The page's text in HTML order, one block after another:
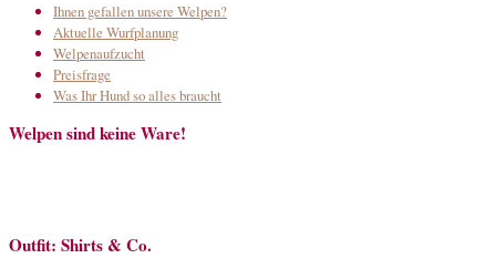
Ihnen gefallen unsere Welpen?
Aktuelle Wurfplanung
Welpenaufzucht
Preisfrage
Was Ihr Hund so alles braucht
Welpen sind keine Ware!
Outfit: Shirts & Co.